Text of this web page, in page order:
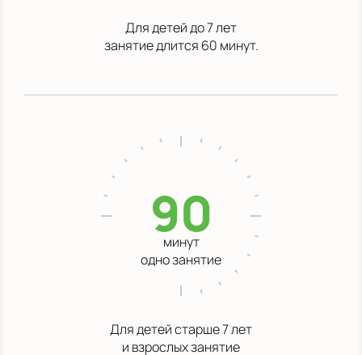
Для детей до 7 лет
занятие длится 60 минут.
90
минут
одно занятие
Для детей старше 7 лет
и взрослых занятие